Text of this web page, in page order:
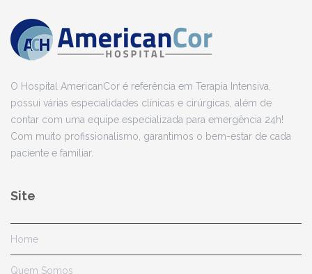
O Hospital AmericanCor é referência em Terapia Intensiva,
possui várias especialidades clínicas e cirúrgicas, além de
contar com uma equipe especializada para emergência 24h!
Com muito profissionalismo, garantimos o bem-estar de cada
paciente e familiar.
Site
Home
Quem Somos